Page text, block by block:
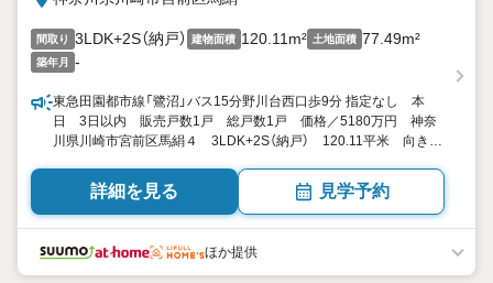
間取り 3LDK+2S（納戸） 建物面積 120.11m² 土地面積 77.49m²
築年月 -
東急田園都市線「鷺沼」バス15分野川台西口歩9分 指定なし 本
日 3日以内 販売戸数1戸 総戸数1戸 価格／5180万円 神奈
川県川崎市宮前区馬絹４ 3LDK+2S（納戸） 120.11平米 向き／
詳細を見る 見学予約
ほか提供